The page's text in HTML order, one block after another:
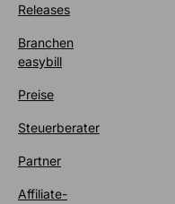
Releases
Branchen
easybill
Preise
Steuerberater
Partner
Affiliate-